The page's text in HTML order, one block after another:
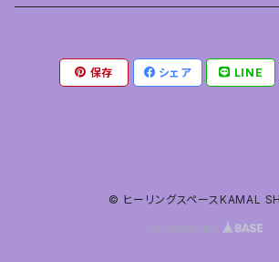
保存 シェア LINE
© ヒーリングスペースKAMAL
Powered by